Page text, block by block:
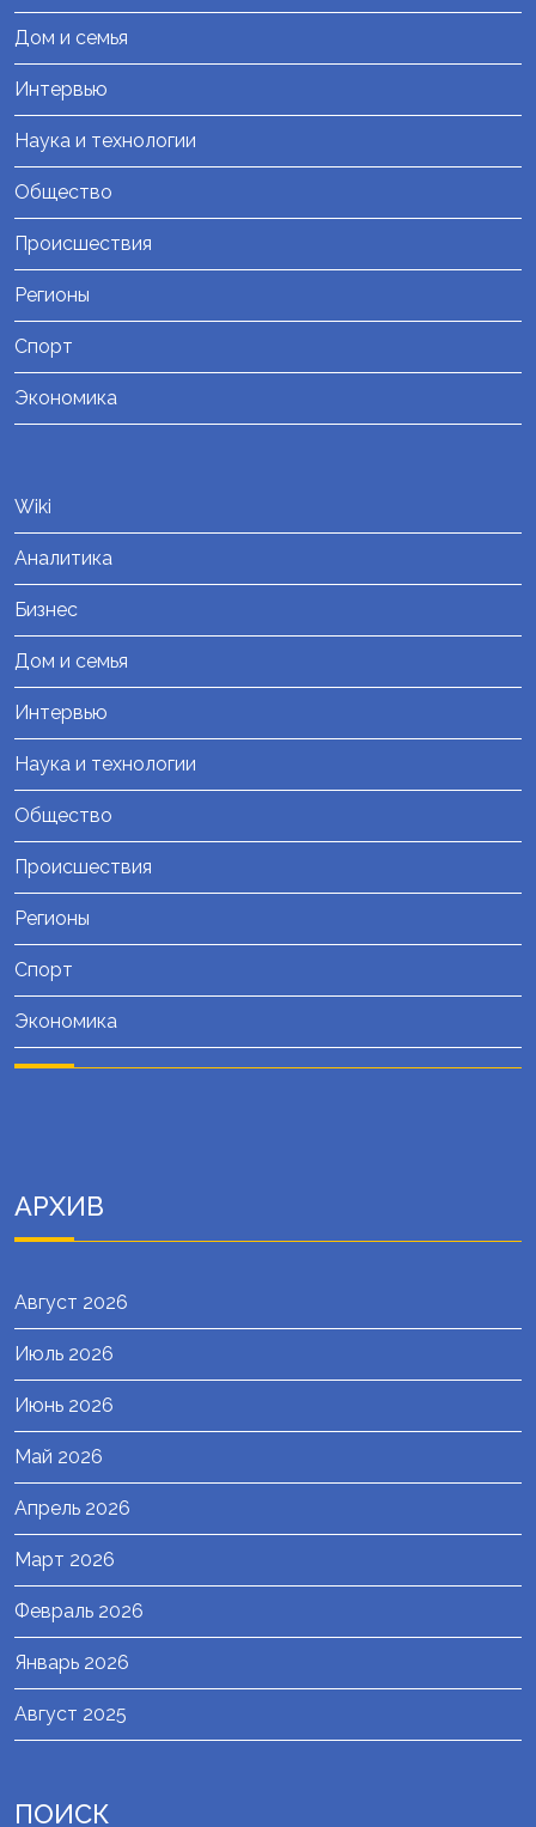
Дом и семья
Интервью
Наука и технологии
Общество
Происшествия
Регионы
Спорт
Экономика
Wiki
Аналитика
Бизнес
Дом и семья
Интервью
Наука и технологии
Общество
Происшествия
Регионы
Спорт
Экономика
АРХИВ
Август 2026
Июль 2026
Июнь 2026
Май 2026
Апрель 2026
Март 2026
Февраль 2026
Январь 2026
Август 2025
ПОИСК